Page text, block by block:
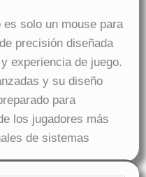
es solo un mouse para
precisión diseñada
experiencia de juego.
y su diseño
para
los jugadores más
de sistemas